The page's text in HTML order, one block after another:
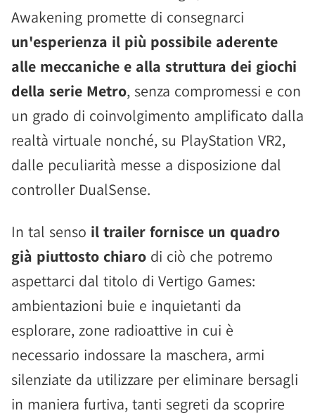
Awakening promette di consegnarci
un'esperienza il più possibile aderente
alle meccaniche e alla struttura dei giochi
della serie Metro, senza compromessi e con
un grado di coinvolgimento amplificato dalla
realtà virtuale nonché, su PlayStation VR2,
dalle peculiarità messe a disposizione dal
controller DualSense.
In tal senso il trailer fornisce un quadro
già piuttosto chiaro di ciò che potremo
aspettarci dal titolo di Vertigo Games:
ambientazioni buie e inquietanti da
esplorare, zone radioattive in cui è
necessario indossare la maschera, armi
silenziate da utilizzare per eliminare bersagli
in maniera furtiva, tanti segreti da scoprire